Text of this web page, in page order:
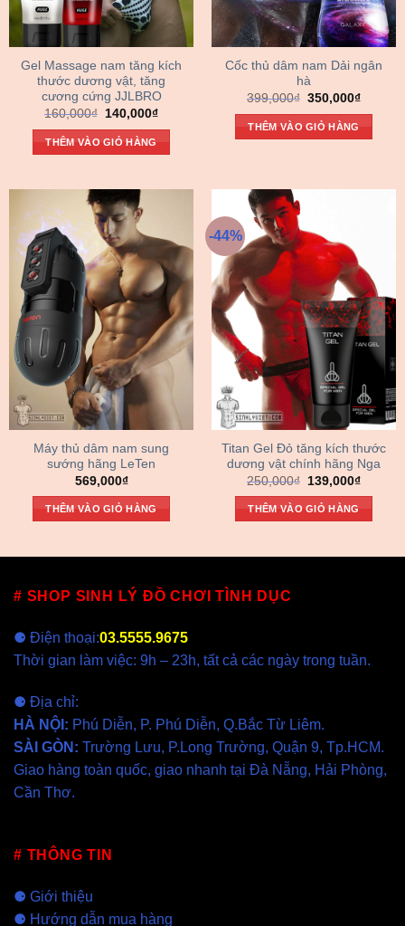
Gel Massage nam tăng kích
thước dương vật, tăng
cương cứng JJLBRO
160,000₫
Giá
là:
160,000₫.
140,000₫Giá
140,000₫.
THÊM VÀO GIỎ HÀNG
Cốc thủ dâm nam Dải ngân
hà
399,000₫ Giá
là:
399,000₫.
350,000₫Giá
THÊM VÀO GIỎ HÀNG
Máy thủ dâm nam sung
sướng hãng LeTen
569,000₫
THÊM VÀO GIỎ HÀNG
-44%
Titan Gel Đỏ tăng kích thước
dương vật chính hãng Nga
250,000₫
Giá
là:
250,000₫.
139,000₫Giá
THÊM VÀO GIỎ HÀNG
# SHOP SINH LÝ ĐỒ CHƠI TÌNH DỤC
⚈ Điện thoại:03.5555.9675
Thời gian làm việc: 9h – 23h, tất cả các ngày trong tuần.
⚈ Địa chỉ:
HÀ NỘI : Phú Diễn, P. Phú Diễn, Q.Bắc Từ Liêm.
SÀI GÒN : Trường Lưu, P.Long Trường, Quận 9, Tp.HCM.
Giao hàng toàn quốc, giao nhanh tại Đà Nẵng, Hải Phòng,
Cần Thơ.
# THÔNG TIN
⚈ Giới thiệu
⚈ Hướng dẫn mua hàng